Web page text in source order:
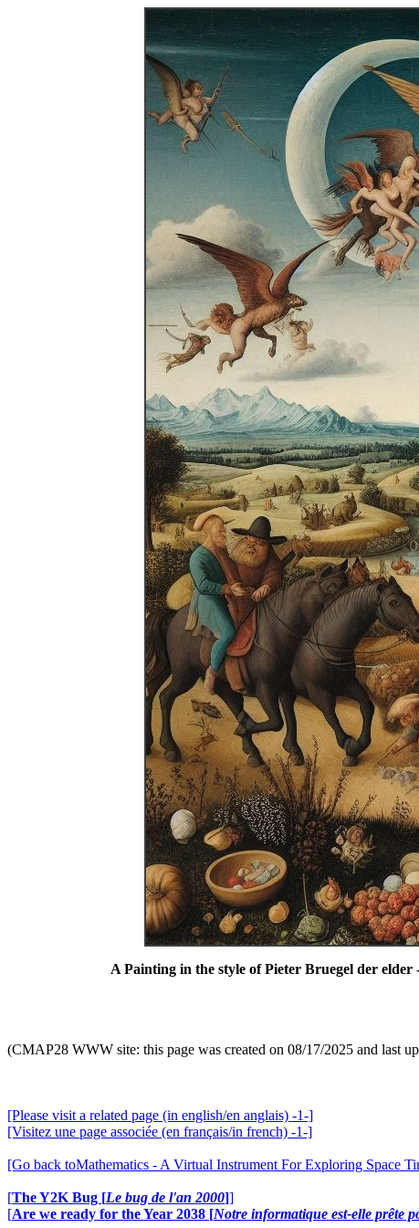
A Painting in the style of Pieter Bruegel der
(CMAP28 WWW site: this page was created on 08/17/2025 and last
[Please visit a related page (in english/en anglais) -1-]
[Visitez une page associée (en français/in french) -1-]
[Go back toMathematics - A Virtual Instrument For Exploring Space
[The Y2K Bug [Le bug de l'an 2000]]
[Are we ready for the Year 2038 [Notre informatique est-elle prête